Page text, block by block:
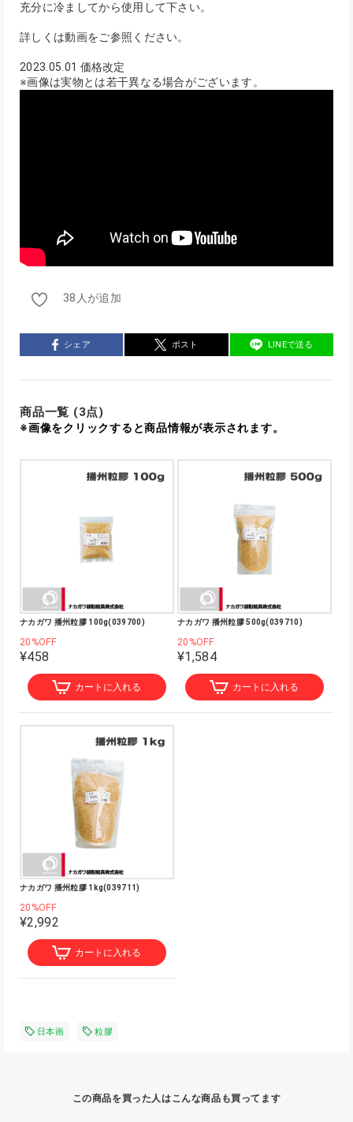
充分に冷ましてから使用して下さい。
詳しくは動画をご参照ください。
2023.05.01 価格改定
※画像は実物とは若干異なる場合がございます。
38人が追加
シェア ポスト LINEで送る
商品一覧 (3点)
※画像をクリックすると商品情報が表示されます。
ナカガワ 播州粒膠 100g(039700)
20%OFF
¥458
カートに入れる
ナカガワ 播州粒膠 500g(039710)
20%OFF
¥1,584
カートに入れる
ナカガワ 播州粒膠 1kg(039711)
20%OFF
¥2,992
カートに入れる
日本画 粒膠
この商品を買った人はこんな商品も買ってます